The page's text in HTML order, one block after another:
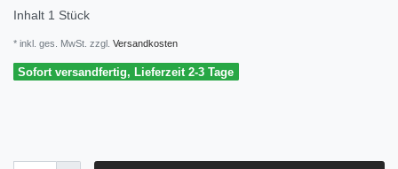
Inhalt 1 Stück
* inkl. ges. MwSt. zzgl. Versandkosten
Sofort versandfertig, Lieferzeit 2-3 Tage